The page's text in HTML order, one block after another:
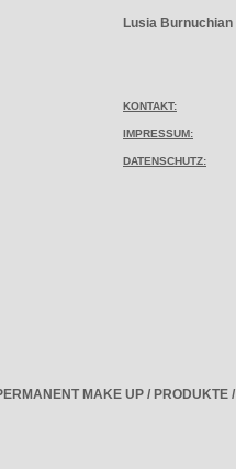
Lusia Burnuchian
KONTAKT:
IMPRESSUM:
DATENSCHUTZ:
MAKE UP/ PRODUKTE/